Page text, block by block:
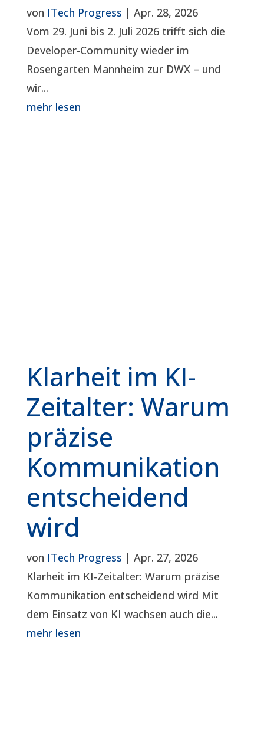
von ITech Progress | Apr. 28, 2026
Vom 29. Juni bis 2. Juli 2026 trifft sich die
Developer-Community wieder im
Rosengarten Mannheim zur DWX – und
wir...
mehr lesen
Klarheit im KI-
Zeitalter: Warum
präzise
Kommunikation
entscheidend
wird
von ITech Progress | Apr. 27, 2026
Klarheit im KI-Zeitalter: Warum präzise
Kommunikation entscheidend wird Mit
dem Einsatz von KI wachsen auch die...
mehr lesen